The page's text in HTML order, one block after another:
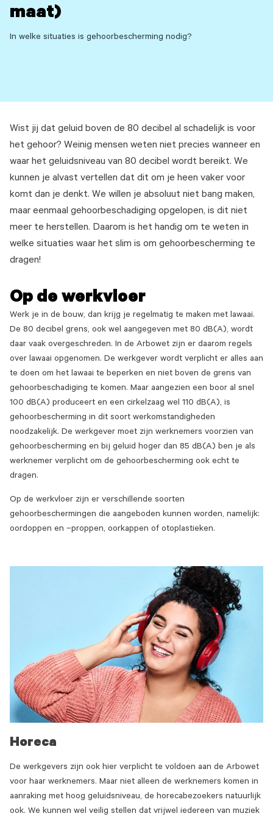
maat)
In welke situaties is gehoorbescherming nodig?
Wist jij dat geluid boven de 80 decibel al schadelijk is voor
het gehoor? Weinig mensen weten niet precies wanneer en
waar het geluidsniveau van 80 decibel wordt bereikt. We
kunnen je alvast vertellen dat dit om je heen vaker voor
komt dan je denkt. We willen je absoluut niet bang maken,
maar eenmaal gehoorbeschadiging opgelopen, is dit niet
meer te herstellen. Daarom is het handig om te weten in
welke situaties waar het slim is om gehoorbescherming te
dragen!
Op de werkvloer
Werk je in de bouw, dan krijg je regelmatig te maken met lawaai.
De 80 decibel grens, ook wel aangegeven met 80 dB(A), wordt
daar vaak overgeschreden. In de Arbowet zijn er daarom regels
over lawaai opgenomen. De werkgever wordt verplicht er alles aan
te doen om het lawaai te beperken en niet boven de grens van
gehoorbeschadiging te komen. Maar aangezien een boor al snel
100 dB(A) produceert en een cirkelzaag wel 110 dB(A), is
gehoorbescherming in dit soort werkomstandigheden
noodzakelijk. De werkgever moet zijn werknemers voorzien van
gehoorbescherming en bij geluid hoger dan 85 dB(A) ben je als
werknemer verplicht om de gehoorbescherming ook echt te
dragen.
Op de werkvloer zijn er verschillende soorten
gehoorbeschermingen die aangeboden kunnen worden, namelijk:
oordoppen en –proppen, oorkappen of otoplastieken.
Horeca
De werkgevers zijn ook hier verplicht te voldoen aan de Arbowet
voor haar werknemers. Maar niet alleen de werknemers komen in
aanraking met hoog geluidsniveau, de horecabezoekers natuurlijk
ook. We kunnen wel veilig stellen dat vrijwel iedereen van muziek